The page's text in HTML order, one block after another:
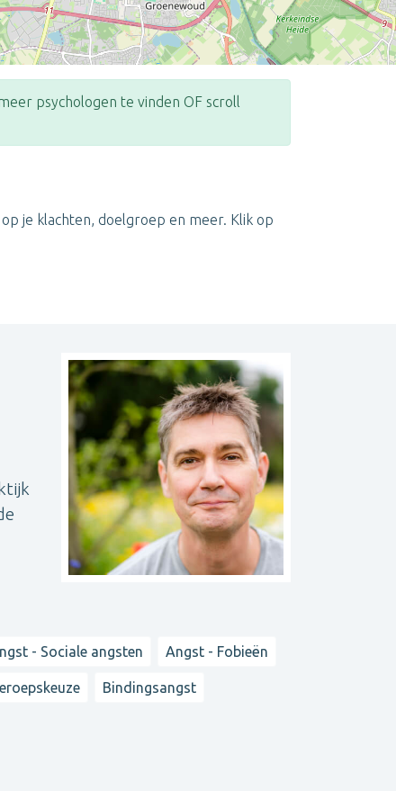
psychologen te vinden OF scroll
je klachten, doelgroep en meer. Klik op
- Sociale angsten Angst - Fobieën
Bindingsangst